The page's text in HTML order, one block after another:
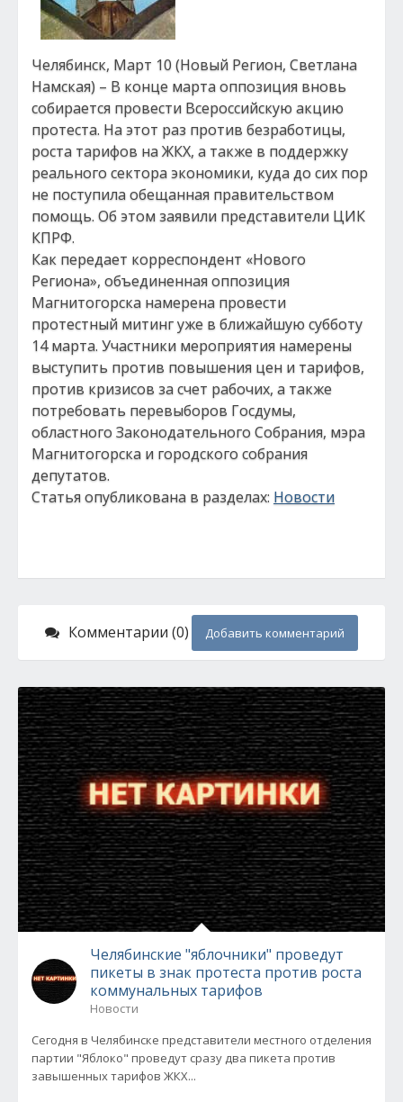
Челябинск, Март 10 (Новый Регион, Светлана
Намская) – В конце марта оппозиция вновь
собирается провести Всероссийскую акцию
протеста. На этот раз против безработицы,
роста тарифов на ЖКХ, а также в поддержку
реального сектора экономики, куда до сих пор
не поступила обещанная правительством
помощь. Об этом заявили представители ЦИК
КПРФ.
Как передает корреспондент «Нового
Региона», объединенная оппозиция
Магнитогорска намерена провести
протестный митинг уже в ближайшую субботу
14 марта. Участники мероприятия намерены
выступить против повышения цен и тарифов,
против кризисов за счет рабочих, а также
потребовать перевыборов Госдумы,
областного Законодательного Собрания, мэра
Магнитогорска и городского собрания
депутатов.
Статья опубликована в разделах: Новости
Комментарии (0) Добавить комментарий
Челябинские "яблочники" проведут
пикеты в знак протеста против роста
коммунальных тарифов
Новости
Сегодня в Челябинске представители местного отделения
партии "Яблоко" проведут сразу два пикета против
завышенных тарифов ЖКХ...